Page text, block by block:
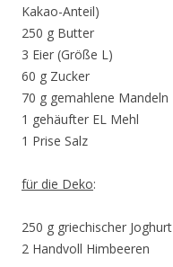
Kakao-Anteil)
250 g Butter
3 Eier (Größe L)
60 g Zucker
70 g gemahlene Mandeln
1 gehäufter EL Mehl
1 Prise Salz
für die Deko:
250 g griechischer Joghurt
2 Handvoll Himbeeren